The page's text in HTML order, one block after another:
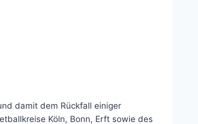
damit dem Rückfall einiger
Köln, Bonn, Erft sowie des